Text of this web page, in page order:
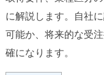
に解説します。自社
可能か、将来的な受
確になります。